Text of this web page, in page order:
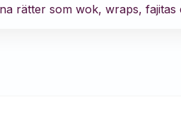
rätter som wok, wraps,